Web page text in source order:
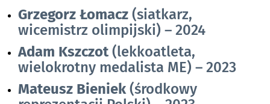
Grzegorz Łomacz (siatkarz,
wicemistrz olimpijski) – 2024
Adam Kszczot(lekkoatleta,
wielokrotny medalista ME) – 2023
Mateusz Bieniek(środkowy